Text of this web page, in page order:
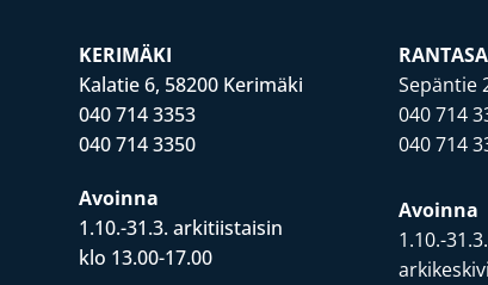
KERIMÄKI
Kalatie 6, 58200 Kerimäki
040 714 3353
040 714 3350
Avoinna
1.10.-31.3. arkitiistaisin
klo 13.00-17.00
Sepäntie
040 714
040 714
Avoinna
1.10.-31.3.